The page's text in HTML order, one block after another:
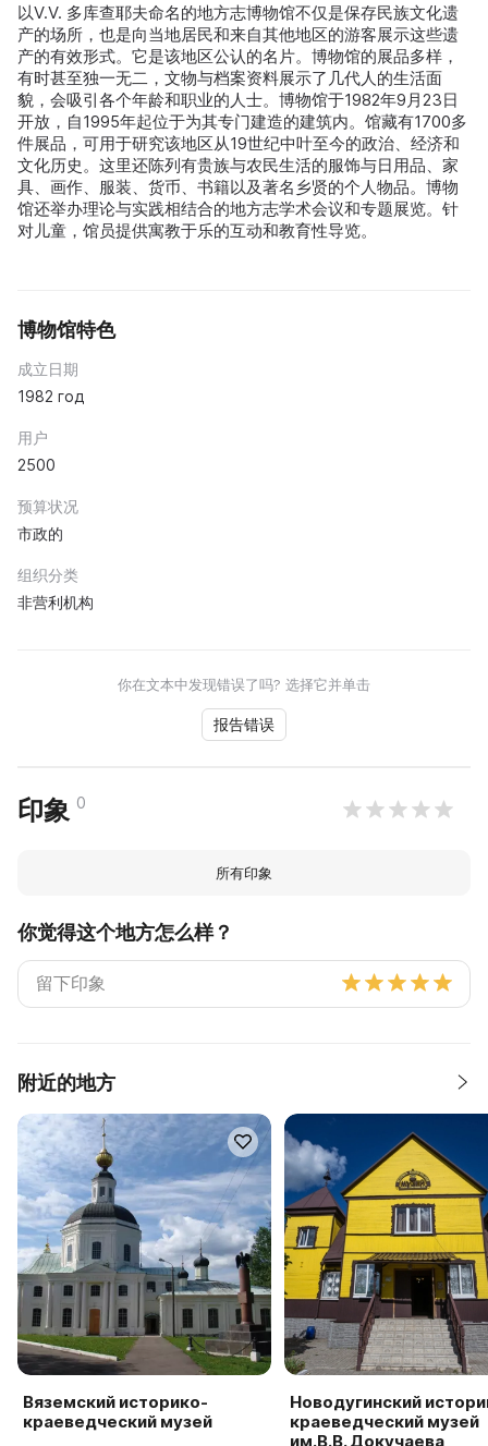
以V.V. 多库查耶夫命名的地方志博物馆不仅是保存民族文化遗
产的场所，也是向当地居民和来自其他地区的游客展示这些遗
产的有效形式。它是该地区公认的名片。博物馆的展品多样，
有时甚至独一无二，文物与档案资料展示了几代人的生活面
貌，会吸引各个年龄和职业的人士。博物馆于1982年9月23日
开放，自1995年起位于为其专门建造的建筑内。馆藏有1700多
件展品，可用于研究该地区从19世纪中叶至今的政治、经济和
文化历史。这里还陈列有贵族与农民生活的服饰与日用品、家
具、画作、服装、货币、书籍以及著名乡贤的个人物品。博物
馆还举办理论与实践相结合的地方志学术会议和专题展览。针
对儿童，馆员提供寓教于乐的互动和教育性导览。
博物馆特色
成立日期
1982 год
用户
2500
预算状况
市政的
组织分类
非营利机构
你在文本中发现错误了吗? 选择它并单击
报告错误
印象 0
所有印象
你觉得这个地方怎么样？
附近的地方
Вяземский историко-
краеведческий музей
Новодугинский
краеведческий музей
им.В.В. Докучаева